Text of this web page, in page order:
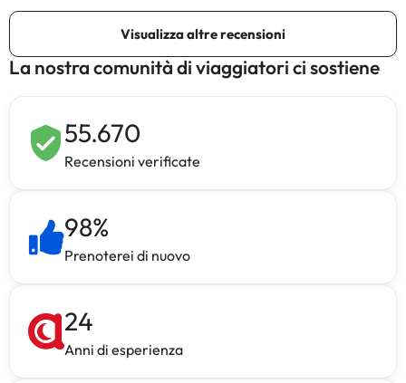
La nostra comunità di viaggiatori ci sostiene
55.670
Recensioni verificate
98%
Prenoterei di nuovo
24
Anni di esperienza